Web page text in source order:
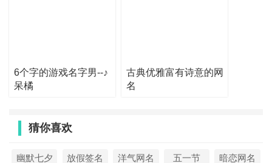
36、風のように（像风一样）
6个字的游戏名字男--♪
呆橘
古典优雅富有诗意的网
名
猜你喜欢
幽默七夕 放假签名 洋气网名 五一节 暗恋网名